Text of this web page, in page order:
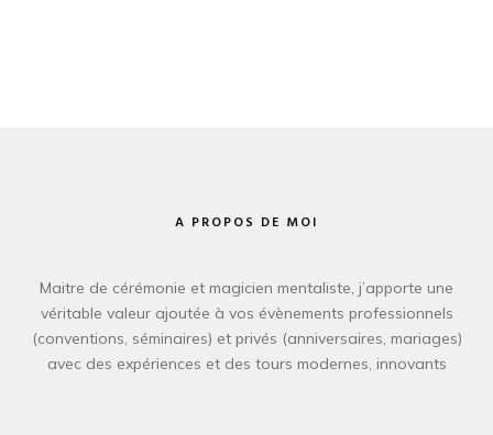
A PROPOS DE MOI
Maitre de cérémonie et magicien mentaliste, j’apporte une
véritable valeur ajoutée à vos évènements professionnels
(conventions, séminaires) et privés (anniversaires, mariages)
avec des expériences et des tours modernes, innovants